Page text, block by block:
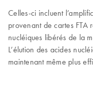
Celles-ci incluent
provenant de cartes FTA
nucléiques libérés de la
L’élution des acides
maintenant même plus